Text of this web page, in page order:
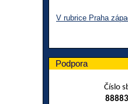
V rubrice Praha
Podpora
Číslo